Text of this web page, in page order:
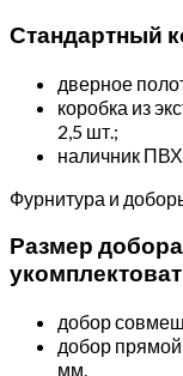
Стандартный
дверное
коробка из
2,5 шт.;
наличник
Фурнитура и
Размер
добор
добор
мм.